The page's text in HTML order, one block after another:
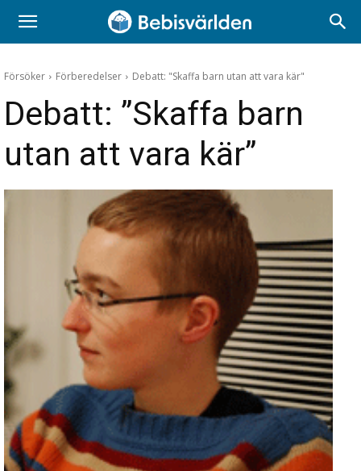
Försöker Förberedelser Debatt: "Skaffa barn utan att vara kär"
Debatt: ”Skaffa barn
utan att vara kär”